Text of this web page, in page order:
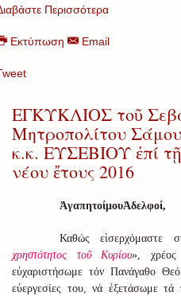
Περισσότερα
Εκτύπωση Email
ΕΓΚΥΚΛΙΟΣ τοῦ
Μητροπολίτου
κ.κ. ΕΥΣΕΒΙΟΥ ἐπί
νέου ἔτους 2016
ἈγαπητοίμουἈδελφοί,
Καθώς εἰσερχόμαστε
χρηστότητος τοῦ Κυρίου»,
εὐχαριστήσωμε τόν Πανάγαθο
εὐεργεσίες του, νά ἐξετάσωμε